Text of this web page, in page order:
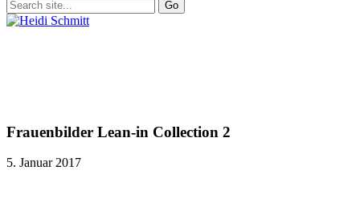
Frauenbilder Lean-in Collection 2
5. Januar 2017